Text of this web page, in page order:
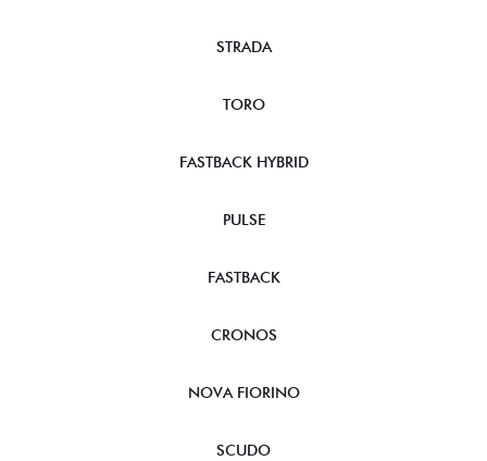
STRADA
TORO
FASTBACK HYBRID
PULSE
FASTBACK
CRONOS
NOVA FIORINO
SCUDO